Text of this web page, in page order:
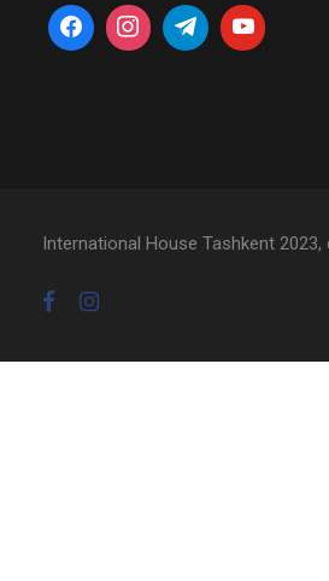
International House Tashkent 2023,